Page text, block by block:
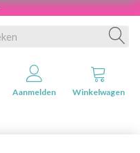
Aanmelden Winkelwagen